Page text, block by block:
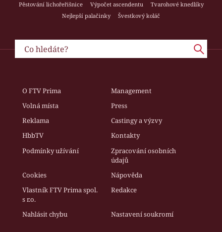
Pěstování lichořeřišnice
Výpočet ascendentu
Tvarohové knedlíky
Nejlepší palačinky
Švestkový koláč
O FTV Prima
Management
Volná místa
Press
Reklama
Castingy a výzvy
HbbTV
Kontakty
Podmínky užívání
Zpracování osobních
údajů
Cookies
Nápověda
Vlastník FTV Prima spol.
s r.o.
Redakce
Nahlásit chybu Nastavení soukromí